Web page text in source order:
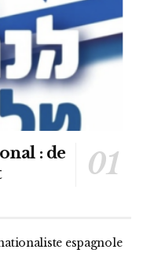
: de
espagnole